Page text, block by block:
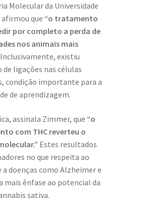
Molecular da Universidade
afirmou que “o tratamento
por completo a perda de
nos animais mais
Inclusivamente, existiu
ligações nas células
condição importante para a
de aprendizagem.
assinala Zimmer, que “o
com THC reverteu o
Estes resultados
no que respeita ao
doenças como Alzheimer e
mais ênfase ao potencial da
sativa.